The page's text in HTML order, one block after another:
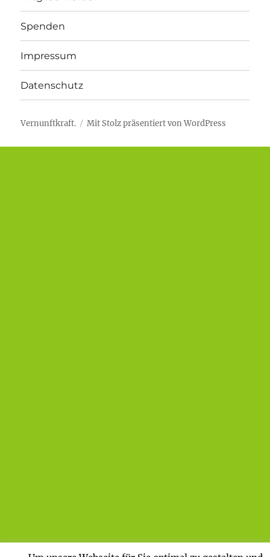
Spenden
Impressum
Datenschutz
Vernunftkraft. Mit Stolz präsentiert von WordPress